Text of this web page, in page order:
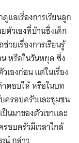
แลเรื่องการเรียนลูก
ตัวเองที่บ้านซึ่งเด็ก
วยเรื่องการเรียนรู้
น หรือในวันหยุด ซึ่ง
องก่อน แต่ในเรื่อง
ำตอบให้ หรือในบท
ครอบครัวและชุมชน
ป็นมาของตัวเขาและ
อบครัวมีเวลาใกล้